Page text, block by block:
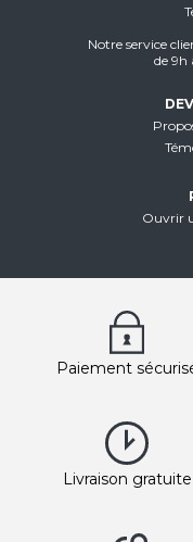
Notre service
de 9h
Ouvrir
Paiement
Livraison gratuite